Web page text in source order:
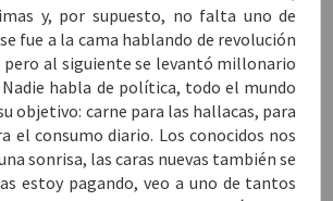
y, por supuesto, no falta uno de
fue a la cama hablando de revolución
pero al siguiente se levantó millonario
habla de política, todo el mundo
objetivo: carne para las hallacas, para
el consumo diario. Los conocidos nos
sonrisa, las caras nuevas también se
estoy pagando, veo a uno de tantos